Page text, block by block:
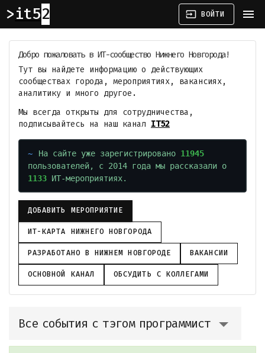
it52 input ВОЙТИ menu
Добро пожаловать в ИТ-сообщество Нижнего Новгорода!
Тут вы найдете информацию о действующих
сообществах города, мероприятиях, вакансиях,
аналитику и много другое.
Мы всегда открыты для сотрудничества,
подписывайтесь на наш канал IT52
На сайте уже зарегистрировано 11945
пользователей, с 2014 года мы рассказали о
1133 ИТ-мероприятиях.
ДОБАВИТЬ МЕРОПРИЯТИЕ
ИТ-КАРТА НИЖНЕГО НОВГОРОДА
РАЗРАБОТАНО В НИЖНЕМ НОВГОРОДЕ ВАКАНСИИ
ОСНОВНОЙ КАНАЛ ОБСУДИТЬ С КОЛЛЕГАМИ
Все события с тэгом программист